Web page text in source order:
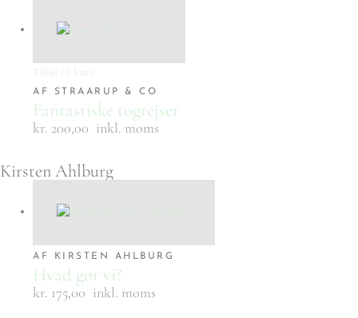
Tilføj til kurv
AF STRAARUP & CO
Fantastiske togrejser
kr. 200,00 inkl. moms
Kirsten Ahlburg
AF KIRSTEN AHLBURG
Hvad gør vi?
kr. 175,00 inkl. moms